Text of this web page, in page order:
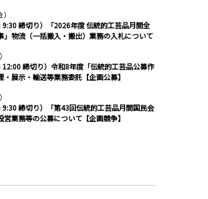
9:30 締切り）「2026年度 伝統的工芸品月間全
」物流（一括搬入・搬出）業務の入札について
12:00 締切り）令和8年度「伝統的工芸品公募作
・展示・輸送等業務委託【企画公募】
9:30 締切り）「第43回伝統的工芸品月間国民会
営業務等の公募について【企画競争】